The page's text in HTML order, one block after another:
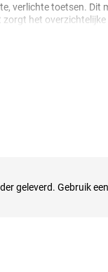
verlichte toetsen. Dit
het
Prime kun je
tegen een stootje kan.
je overal snel en
contact te blijven met
telefoon bovendien
zoals een zaklamp,
geleverd. Gebruik